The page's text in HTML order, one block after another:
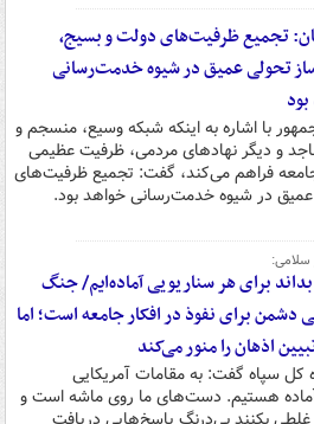
تجمیع ظرفیت‌های دولت و بسیج،
تحولی عمیق در شیوه خدمت‌رسانی
با اشاره به اینکه شبکه وسیع، منسجم و
و دیگر نهادهای مردمی، ظرفیت عظیمی
جامعه فراهم می‌کند، گفت: تجمیع ظرفیت‌های
در شیوه خدمت‌رسانی خواهد بود.
بداند برای هر سناریویی آماده‌ایم/ جنگ
دشمن برای نفوذ در افکار جامعه است؛ اما
اذهان را منور می‌کند
کل سپاه گفت: به مقامات آمریکایی
آماده‌ هستیم. دست‌های ما روی ماشه است و